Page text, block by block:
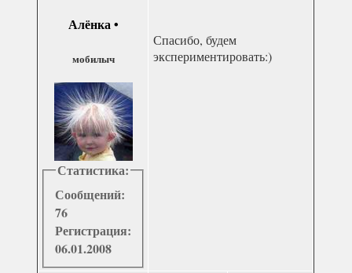
Алёнка•
мобилыч
Статистика:
Сообщений:
76
Регистрация:
06.01.2008
Спасибо, будем
экспериментировать:)